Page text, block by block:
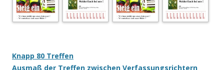
Knapp 80 Treffen
Ausmaß der Treffen zwischen Verfassungsrichtern